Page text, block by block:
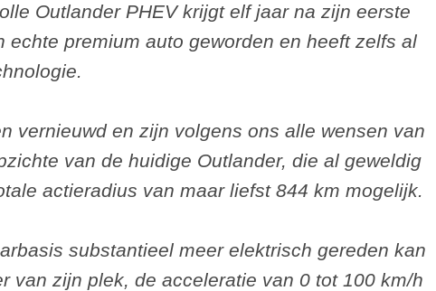
Outlander PHEV krijgt elf jaar na zijn eerste
premium auto geworden en heeft zelfs al
vernieuwd en zijn volgens ons alle wensen van
van de huidige Outlander, die al geweldig
actieradius van maar liefst 844 km mogelijk.
substantieel meer elektrisch gereden kan
van zijn plek, de acceleratie van 0 tot 100 km/h